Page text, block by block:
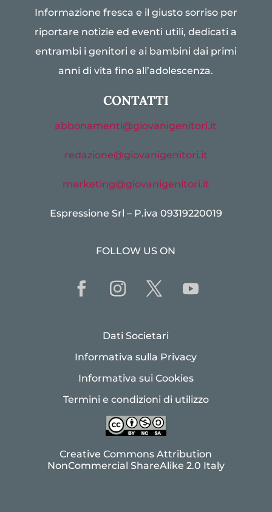
Informazione fresca e il giusto sorriso per
riportare notizie ed eventi utili, dedicati a
entrambi i genitori e ai bambini dai primi
anni di vita fino all’adolescenza.
CONTATTI
abbonamenti@giovanigenitori.it
redazione@giovanigenitori.it
marketing@giovanigenitori.it
Espressione Srl – P.iva 09319220019
FOLLOW US ON
Dati Societari
Informativa sulla Privacy
Informativa sui Cookies
Termini e condizioni di utilizzo
Creative Commons Attribution
NonCommercial ShareAlike 2.0 Italy